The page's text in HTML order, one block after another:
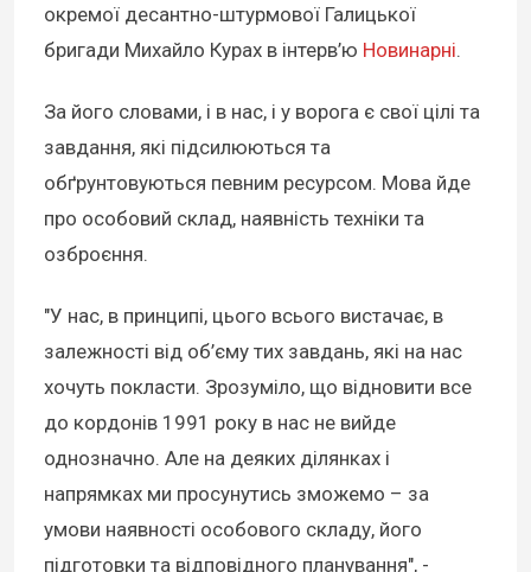
окремої десантно-штурмової Галицької
бригади Михайло Курах в інтерв’ю Новинарні.
За його словами, і в нас, і у ворога є свої цілі та
завдання, які підсилюються та
обґрунтовуються певним ресурсом. Мова йде
про особовий склад, наявність техніки та
озброєння.
"У нас, в принципі, цього всього вистачає, в
залежності від об’єму тих завдань, які на нас
хочуть покласти. Зрозуміло, що відновити все
до кордонів 1991 року в нас не вийде
однозначно. Але на деяких ділянках і
напрямках ми просунутись зможемо – за
умови наявності особового складу, його
підготовки та відповідного планування", -